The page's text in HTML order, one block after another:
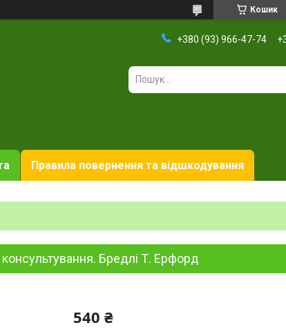
Кошик
+380 (93) 966-47-74
Правила повернення та відшкодування
консультування. Бредлі Т. Ерфорд
540 ₴